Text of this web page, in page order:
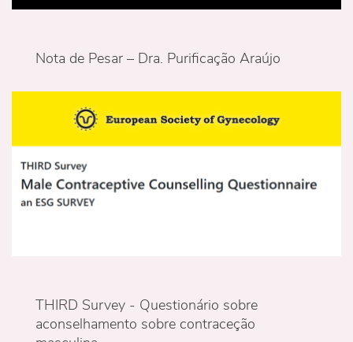
Nota de Pesar – Dra. Purificação Araújo
THIRD Survey - Questionário sobre
aconselhamento sobre contraceção